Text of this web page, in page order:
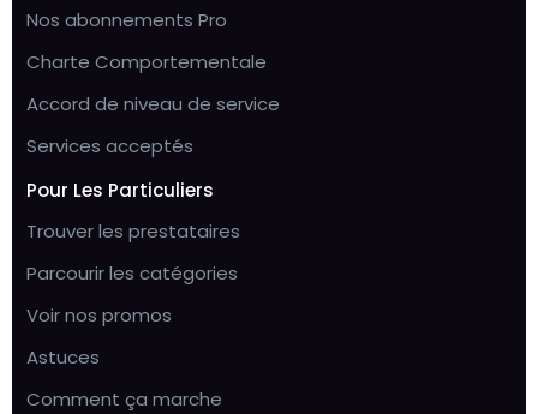
Nos abonnements Pro
Charte Comportementale
Accord de niveau de service
Services acceptés
Pour Les Particuliers
Trouver les prestataires
Parcourir les catégories
Voir nos promos
Astuces
Comment ça marche